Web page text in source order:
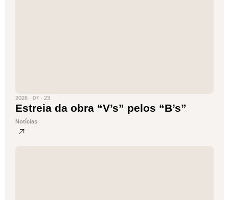
2026 · 07 · 23
Estreia da obra “V’s” pelos “B’s”
Notícias